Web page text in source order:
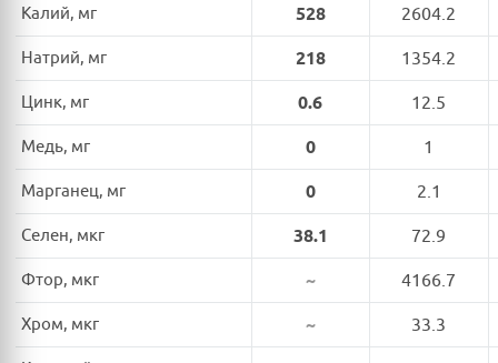
Калий, мг 528 2604.2
Натрий, мг 218 1354.2
Цинк, мг 0.6 12.5
Медь, мг 0 1
Марганец, мг 0 2.1
Селен, мкг 38.1 72.9
Фтор, мкг ~ 4166.7
Хром, мкг ~ 33.3